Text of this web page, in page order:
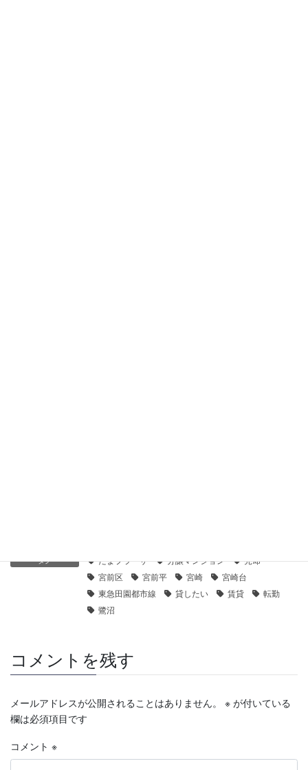
タグ たまプラーザ 分譲マンション
売却
宮前区
宮前平 宮崎
宮崎台
東急田園都市線
貸したい 賃貸
転勤
鷺沼
コメントを残す
メールアドレスが公開されることはありません。 ※ が付いている
欄は必須項目です
コメント ※